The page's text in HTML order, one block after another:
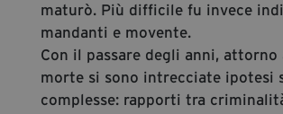
maturò. Più difficile fu invece
mandanti e movente.
Con il passare degli anni, attorno
morte si sono intrecciate ipotesi
complesse: rapporti tra